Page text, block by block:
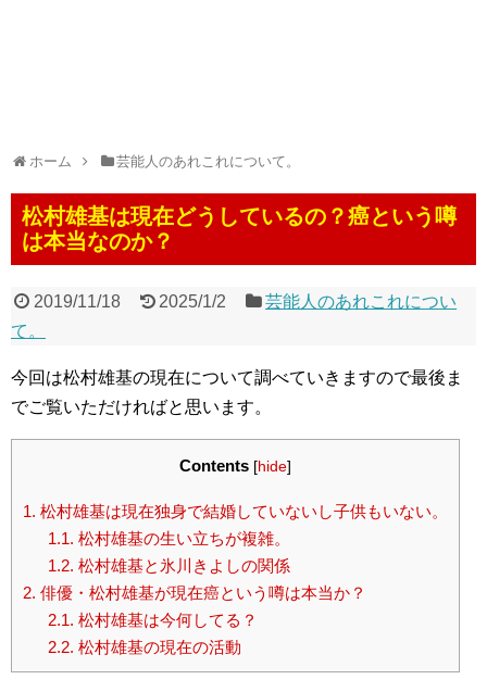
ホーム 芸能人のあれこれについて。
松村雄基は現在どうしているの？癌という噂
は本当なのか？
2019/11/18 2025/1/2
芸能人のあれこれについ
て。
今回は松村雄基の現在について調べていきますので最後ま
でご覧いただければと思います。
Contents [hide]
1. 松村雄基は現在独身で結婚していないし子供もいない。
1.1. 松村雄基の生い立ちが複雑。
1.2. 松村雄基と氷川きよしの関係
2. 俳優・松村雄基が現在癌という噂は本当か？
2.1. 松村雄基は今何してる？
2.2. 松村雄基の現在の活動